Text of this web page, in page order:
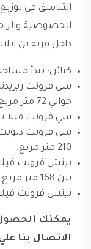
التناسق في
الخصوصية
داخل قرية تن
كبائن: تبدأ مساحتها من
سي فرونت
حوالي 72 متر مربع.
سي فرونت فيلا تبدأ
سي فرونت ديويت
210 متر مربع.
بيتش فرونت
بين 168 متر مربع إلي 170 متر مربع .
بيتش فرونت فيلا كورنر
يمكنك
الاتصال بنا